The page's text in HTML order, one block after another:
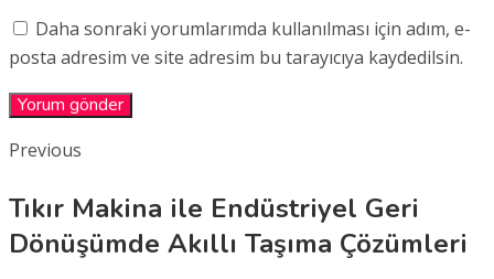
Daha sonraki yorumlarımda kullanılması için adım, e-
posta adresim ve site adresim bu tarayıcıya kaydedilsin.
Previous
Tıkır Makina ile Endüstriyel Geri
Dönüşümde Akıllı Taşıma Çözümleri